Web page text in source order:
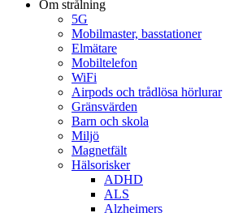
Om strålning
5G
Mobilmaster, basstationer
Elmätare
Mobiltelefon
WiFi
Airpods och trådlösa hörlurar
Gränsvärden
Barn och skola
Miljö
Magnetfält
Hälsorisker
ADHD
ALS
Alzheimers